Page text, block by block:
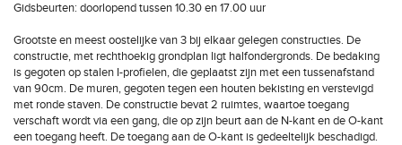
Gidsbeurten: doorlopend tussen 10.30 en 17.00 uur
Grootste en meest oostelijke van 3 bij elkaar gelegen constructies. De
constructie, met rechthoekig grondplan ligt halfondergronds. De bedaking
is gegoten op stalen I-profielen, die geplaatst zijn met een tussenafstand
van 90cm. De muren, gegoten tegen een houten bekisting en verstevigd
met ronde staven. De constructie bevat 2 ruimtes, waartoe toegang
verschaft wordt via een gang, die op zijn beurt aan de N-kant en de O-kant
een toegang heeft. De toegang aan de O-kant is gedeeltelijk beschadigd.